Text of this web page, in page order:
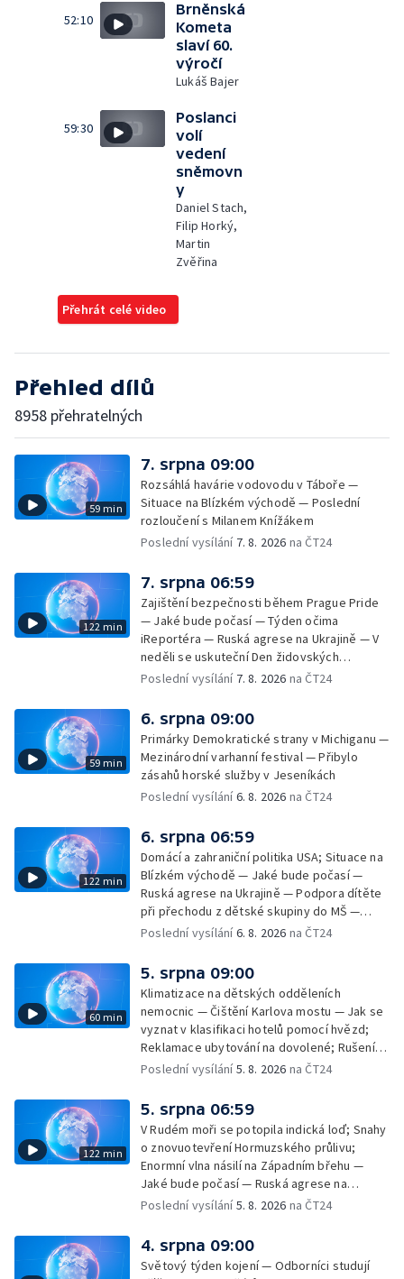
52:10
Brněnská
Kometa
slaví 60.
výročí
Lukáš Bajer
59:30
Poslanci
volí
vedení
sněmovn
y
Daniel Stach,
Filip Horký,
Martin
Zvěřina
Přehrát celé video
Přehled dílů
8958 přehratelných
59 min
7. srpna 09:00
Rozsáhlá havárie vodovodu v Táboře —
Situace na Blízkém východě — Poslední
rozloučení s Milanem Knížákem
Poslední vysílání 7. 8. 2026 na ČT24
122 min
7. srpna 06:59
Zajištění bezpečnosti během Prague Pride
— Jaké bude počasí — Týden očima
iReportéra — Ruská agrese na Ukrajině — V
neděli se uskuteční Den židovských
památek — Vila Tugendhat slaví 25 let na
atletice 2026 — Výzkum: epidemie digitálních
závislostí je mýtus — Demolice vyhořelé
výškové budovy ve Zlíně
Poslední vysílání 7. 8. 2026 na ČT24
59 min
6. srpna 09:00
Primárky Demokratické strany v Michiganu —
Mezinárodní varhanní festival — Přibylo
zásahů horské služby v Jeseníkách
Poslední vysílání6. 8. 2026 na ČT24
122 min
6. srpna 06:59
Domácí a zahraniční politika USA; Situace na
Blízkém východě — Jaké bude počasí —
Ruská agrese na Ukrajině — Podpora dítěte
při přechodu z dětské skupiny do MŠ —
Filmové premiéry týdne — Dvě deci tuše v
rakovinu prsu
Poslední vysílání6. 8. 2026 na ČT24
60 min
5. srpna 09:00
Klimatizace na dětských odděleních
nemocnic — Čištění Karlova mostu — Jak se
vyznat v klasifikaci hotelů pomocí hvězd;
Reklamace ubytování na dovolené; Rušení
dovolené kvůli přírodním živlům; Práva
na dovolené v zahraničí; Platby a výběry na
dovolené v zahraničí — Těžba léčivé rašeliny
u Malé Morávky
Poslední vysílání5. 8. 2026 na ČT24
122 min
5. srpna 06:59
V Rudém moři se potopila indická loď; Snahy
o znovuotevření Hormuzského průlivu;
Enormní vlna násilí na Západním břehu —
Jaké bude počasí — Ruská agrese na
Ukrajině — Vliv veder na lidské orgány — Při
— Třem obcím na Brněnsku dočasně došla
pitná voda — SP v orientačním běhu v Česku
— Horko a požáry sužují Evropu — Rybářský
Poslední vysílání5. 8. 2026 na ČT24
4. srpna 09:00
Světový týden kojení — Odborníci studují